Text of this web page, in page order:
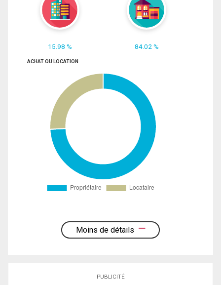
15.98 % 84.02 %
ACHAT OU LOCATION
Moins de détails
PUBLICITÉ